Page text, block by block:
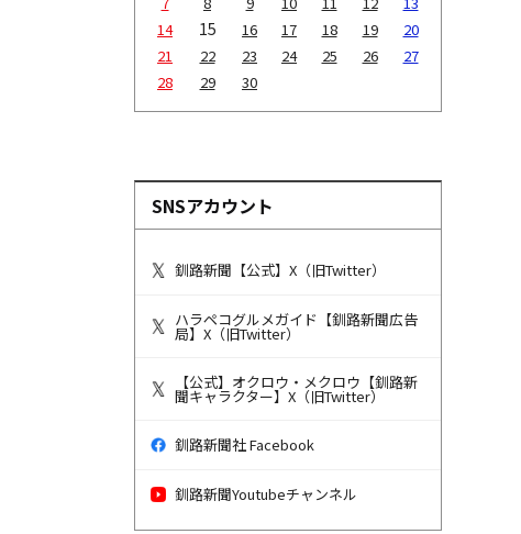
14
15 16 17 18 19
20
21
22 23 24 25 26
27
28
29 30
SNSアカウント
釧路新聞【公式】X（旧Twitter）
ハラペコグルメガイド【釧路新聞広告
局】X（旧Twitter）
【公式】オクロウ・メクロウ【釧路新
聞キャラクター】X（旧Twitter）
釧路新聞社 Facebook
釧路新聞Youtubeチャンネル